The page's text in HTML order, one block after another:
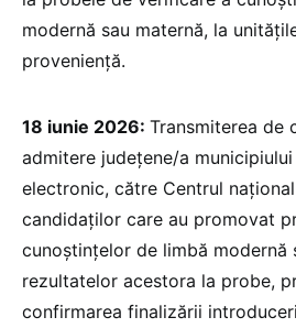
modernă sau maternă, la
proveniență.
18 iunie 2026: Transmiterea de
admitere judeţene/a
electronic, către Centrul
candidaţilor care au promovat
cunoştinţelor de limbă modernă
rezultatelor acestora la probe,
confirmarea finalizării